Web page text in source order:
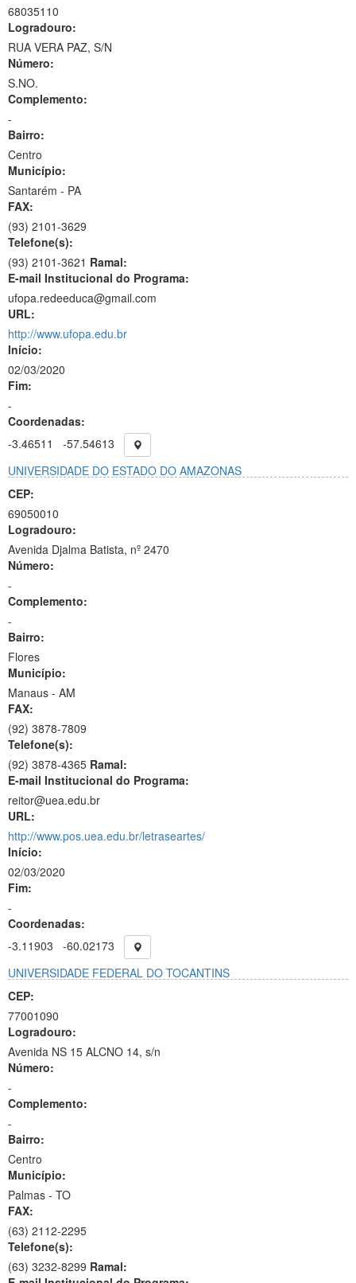
68035110
Logradouro:
RUA VERA PAZ, S/N
Número:
S.NO.
Complemento:
-
Bairro:
Centro
Município:
Santarém - PA
FAX:
(93) 2101-3629
Telefone(s):
(93) 2101-3621 Ramal:
E-mail Institucional do Programa:
ufopa.redeeduca@gmail.com
URL:
http://www.ufopa.edu.br
Início:
02/03/2020
Fim:
-
Coordenadas:
-3.46511
-57.54613
UNIVERSIDADE DO ESTADO DO AMAZONAS
CEP:
69050010
Logradouro:
Avenida Djalma Batista, nº 2470
Número:
-
Complemento:
-
Bairro:
Flores
Município:
Manaus - AM
FAX:
(92) 3878-7809
Telefone(s):
(92) 3878-4365 Ramal:
E-mail Institucional do Programa:
reitor@uea.edu.br
URL:
http://www.pos.uea.edu.br/letraseartes/
Início:
02/03/2020
Fim:
-
Coordenadas:
-3.11903
-60.02173
UNIVERSIDADE FEDERAL DO TOCANTINS
CEP:
77001090
Logradouro:
Avenida NS 15 ALCNO 14, s/n
Número:
-
Complemento:
-
Bairro:
Centro
Município:
Palmas - TO
FAX:
(63) 2112-2295
Telefone(s):
(63) 3232-8299 Ramal: